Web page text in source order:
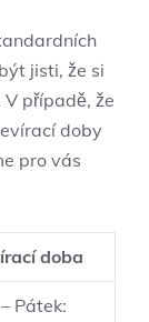
jisti, že si
případě, že
doby
pro vás
doba
Pátek: